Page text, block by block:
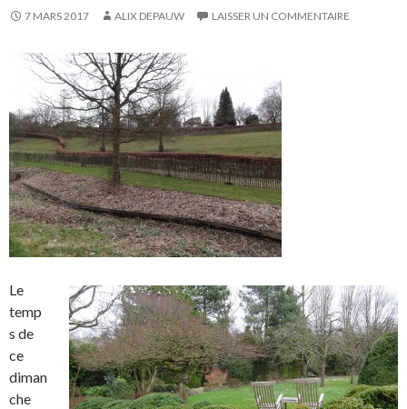
7 MARS 2017 ALIX DEPAUW LAISSER UN COMMENTAIRE
Le
temp
s de
ce
diman
che